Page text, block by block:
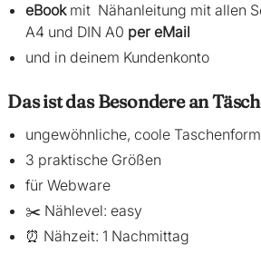
eBookmit Nähanleitung mit allen
A4 und DIN A0 per eMail
und in deinem Kundenkonto
Das ist das Besondere an
ungewöhnliche, coole Taschenform
3 praktische Größen
für Webware
✂️ Nählevel: easy
⏰ Nähzeit: 1 Nachmittag